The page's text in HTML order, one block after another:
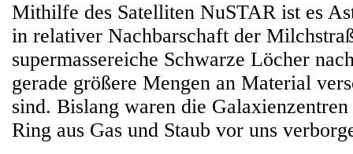
Mithilfe des Satelliten NuSTAR ist es
in relativer Nachbarschaft der
supermassereiche Schwarze Löcher
gerade größere Mengen an Material
sind. Bislang waren die
Ring aus Gas und Staub vor uns